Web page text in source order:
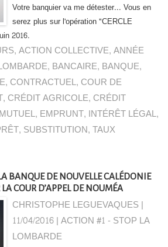
Votre banquier va me détester... Vous en
serez plus sur l'opération "CERCLE
2016.
,ACTION COLLECTIVE,ANNÉE
, BANCAIRE, BANQUE,
, CONTRACTUEL, COUR DE
, CRÉDIT AGRICOLE, CRÉDIT
, EMPRUNT, INTÉRÊT LÉGAL,
, SUBSTITUTION,TAUX
BANQUE DE NOUVELLE CALÉDONIE
COUR D’APPEL DE NOUMÉA
CHRISTOPHE LEGUEVAQUES |
11/04/2016|ACTION #1 - STOP LA
LOMBARDE